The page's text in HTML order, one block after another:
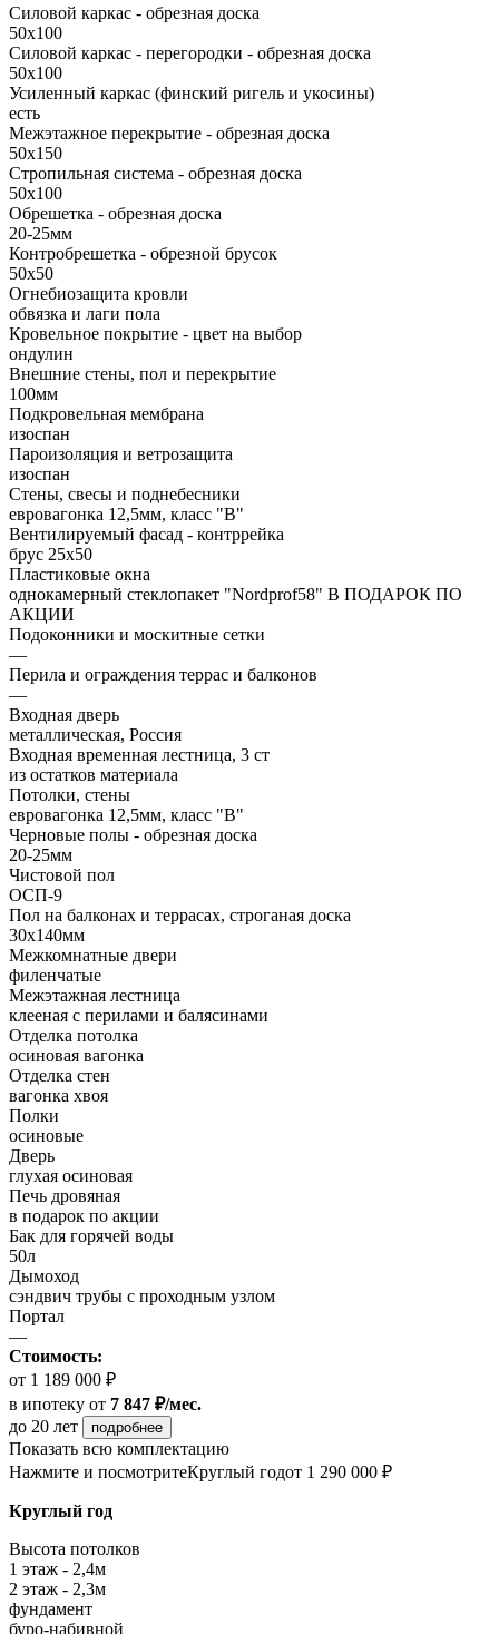
Силовой каркас - обрезная доска
50х100
Силовой каркас - перегородки - обрезная доска
50х100
Усиленный каркас (финский ригель и укосины)
есть
Межэтажное перекрытие - обрезная доска
50х150
Стропильная система - обрезная доска
50х100
Обрешетка - обрезная доска
20-25мм
Контробрешетка - обрезной брусок
50x50
Огнебиозащита кровли
обвязка и лаги пола
Кровельное покрытие - цвет на выбор
ондулин
Внешние стены, пол и перекрытие
100мм
Подкровельная мембрана
изоспан
Пароизоляция и ветрозащита
изоспан
Стены, свесы и поднебесники
евровагонка 12,5мм, класс "В"
Вентилируемый фасад - контррейка
брус 25х50
Пластиковые окна
однокамерный стеклопакет "Nordprof58" В ПОДАРОК ПО
АКЦИИ
Подоконники и москитные сетки
—
Перила и ограждения террас и балконов
—
Входная дверь
металлическая, Россия
Входная временная лестница, 3 ст
из остатков материала
Потолки, стены
евровагонка 12,5мм, класс "В"
Черновые полы - обрезная доска
20-25мм
Чистовой пол
ОСП-9
Пол на балконах и террасах, строганая доска
30х140мм
Межкомнатные двери
филенчатые
Межэтажная лестница
клееная с перилами и балясинами
Отделка потолка
осиновая вагонка
Отделка стен
вагонка хвоя
Полки
осиновые
Дверь
глухая осиновая
Печь дровяная
в подарок по акции
Бак для горячей воды
50л
Дымоход
сэндвич трубы с проходным узлом
Портал
—
Стоимость:
от 1 189 000 ₽
в ипотеку от 7 847 ₽/мес.
до 20 лет
подробнее
Показать всю комплектацию
Нажмите и посмотритеКруглый годот 1 290 000 ₽
Круглый год
Высота потолков
1 этаж - 2,4м
2 этаж - 2,3м
фундамент
буро-набивной